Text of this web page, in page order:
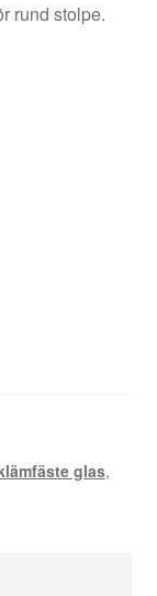
rund stolpe.
glas,